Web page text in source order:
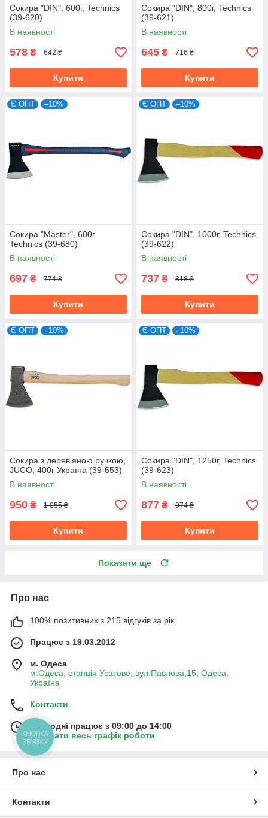
Сокира "DIN", 600г, Technics
(39-620)
В наявності
578 ₴ 642 ₴
Купити
Сокира "DIN", 800г, Technics
(39-621)
В наявності
645 ₴ 716 ₴
Купити
Є ОПТ –10%
Сокира "Master", 600г
Technics (39-680)
В наявності
697 ₴ 774 ₴
Купити
Є ОПТ –10%
Сокира "DIN", 1000г, Technics
(39-622)
В наявності
737 ₴ 818 ₴
Купити
Є ОПТ –10%
Сокира з дерев'яною ручкою,
JUCO, 400г Україна (39-653)
В наявності
950 ₴ 1 055 ₴
Купити
Є ОПТ –10%
Сокира "DIN", 1250г, Technics
(39-623)
В наявності
877 ₴ 974 ₴
Купити
Показати ще
Про нас
100% позитивних з 215 відгуків за рік
Працює з 19.03.2012
м. Одеса
м.Одеса, станція Усатове, вул.Павлова,15, Одеса,
Україна
Контакти
Сьогодні працює з 09:00 до 14:00
Показати весь графік роботи
Про нас
Контакти
КНОПКА
ЗВ'ЯЗКУ